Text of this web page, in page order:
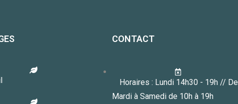
CONTACT
Horaires : Lundi 14h30 - 19h // De
Mardi à Samedi de 10h à 19h